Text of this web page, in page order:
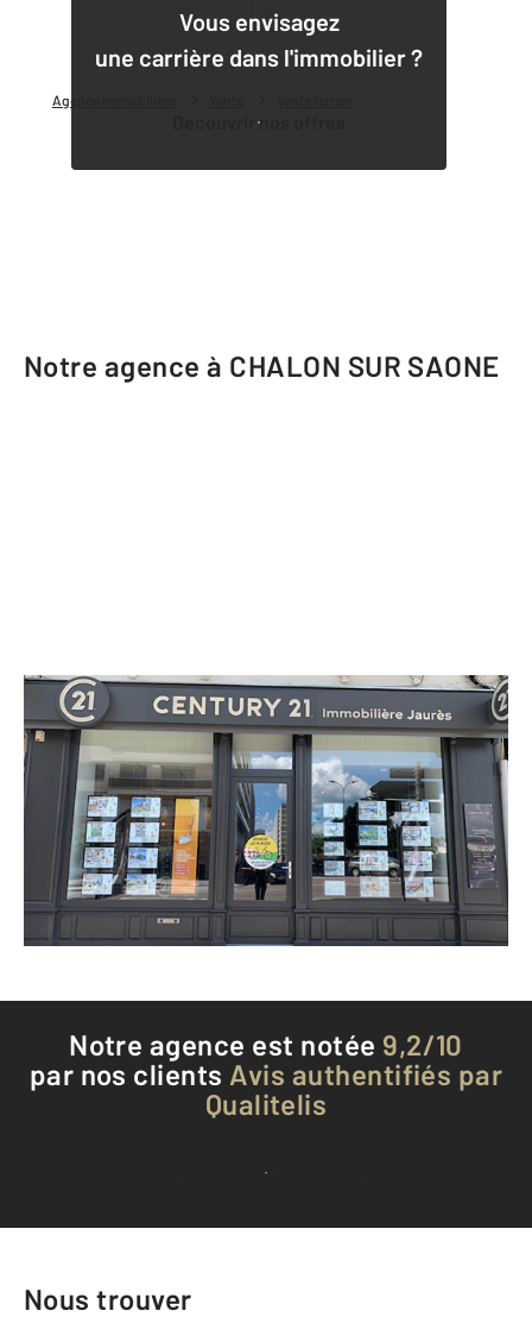
Agence immobilière
Vous envisagez
une carrière dans l'immobilier ?
Découvrir nos offres
1
Notre agence à CHALON SUR SAONE
CENTURY 21 Immobilière Jaurès
8 avenue Jean Jaurès
CHALON SUR SAONE - 71100
Envoyer un message
Notre agence est notée 9,2/10
par nos clients Avis authentifiés par
Qualitelis
Voir tous les avis clients
Nous trouver